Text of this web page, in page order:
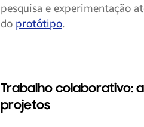
pesquisa e experimentação
do protótipo.
Trabalho colaborativo:
projetos